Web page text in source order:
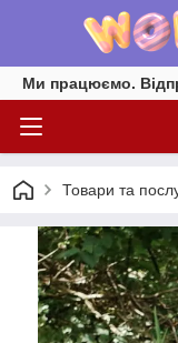
Ми працюємо.
Товари та